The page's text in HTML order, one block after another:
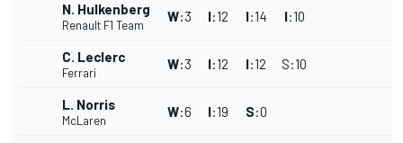
N. Hulkenberg
Renault F1 Team
W:3 I:12 I:14 I:10
C. Leclerc
Ferrari
W:3 I:12 I:12 S:10
L. Norris
McLaren
W:6 I:19 S:0